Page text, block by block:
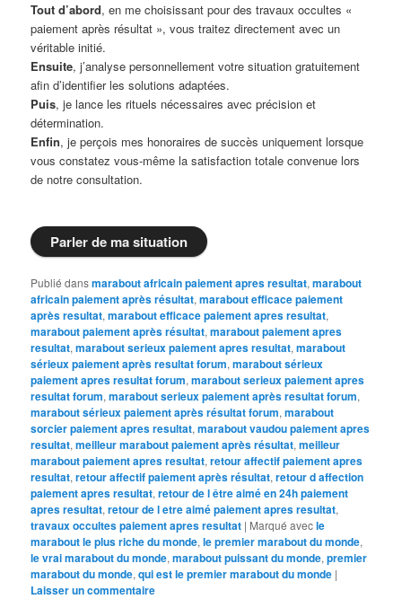
Tout d’abord, en me choisissant pour des travaux occultes «
paiement après résultat », vous traitez directement avec un
véritable initié.
Ensuite, j’analyse personnellement votre situation gratuitement
afin d’identifier les solutions adaptées.
Puis, je lance les rituels nécessaires avec précision et
détermination.
Enfin, je perçois mes honoraires de succès uniquement lorsque
vous constatez vous-même la satisfaction totale convenue lors
de notre consultation.
Parler de ma situation
Publié dansmarabout africain paiement apres resultat,marabout
africain paiement après résultat,marabout efficace paiement
après resultat,marabout efficace paiement apres resultat,
marabout paiement après résultat,marabout paiement apres
resultat,marabout serieux paiement apres resultat,marabout
sérieux paiement après resultat forum,marabout sérieux
paiement apres resultat forum,marabout serieux paiement apres
resultat forum,marabout serieux paiement après resultat forum,
marabout sérieux paiement après résultat forum,marabout
sorcier paiement apres resultat,marabout vaudou paiement apres
resultat,meilleur marabout paiement après résultat,meilleur
marabout paiement apres resultat,retour affectif paiement apres
resultat,retour affectif paiement après résultat,retour d affection
paiement apres resultat,retour de l être aimé en 24h paiement
apres resultat,retour de l etre aimé paiement apres resultat,
travaux occultes paiement apres resultat | Marqué avecle
marabout le plus riche du monde,le premier marabout du monde,
le vrai marabout du monde,marabout puissant du monde,premier
marabout du monde,qui est le premier marabout du monde |
Laisser un commentaire